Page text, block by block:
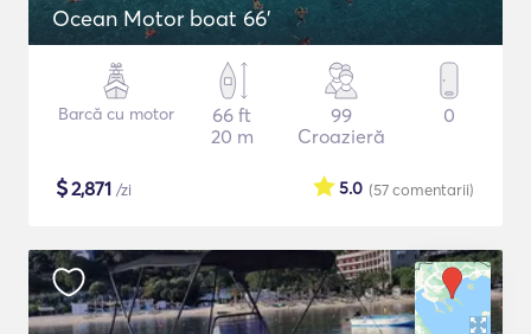
Ocean Motor boat 66'
Barcă cu motor
66 ft
20 m
99
Croazieră
0
$2,871 /zi (57comentarii)
5.0